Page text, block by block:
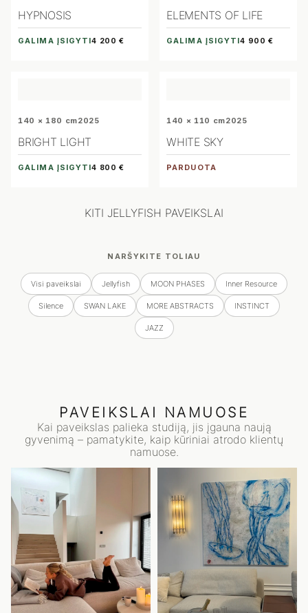
HYPNOSIS
GALIMA ĮSIGYTI4 200 €
ELEMENTS OF LIFE
GALIMA ĮSIGYTI4 900 €
140 × 180 cm2025
BRIGHT LIGHT
GALIMA ĮSIGYTI4 800 €
140 × 110 cm2025
WHITE SKY
PARDUOTA
KITI JELLYFISH PAVEIKSLAI
NARŠYKITE TOLIAU
Visi paveikslai Jellyfish MOON PHASES Inner Resource
Silence SWAN LAKE MORE ABSTRACTS INSTINCT
JAZZ
PAVEIKSLAI NAMUOSE
Kai paveikslas palieka studiją, jis įgauna naują
gyvenimą – pamatykite, kaip kūriniai atrodo klientų
namuose.